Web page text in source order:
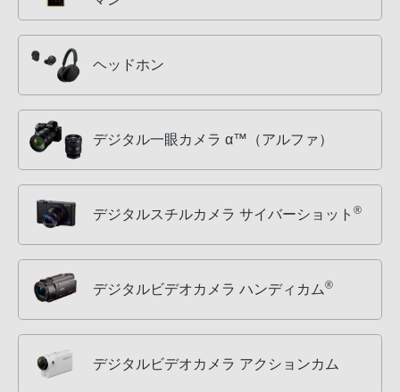
ヘッドホン
デジタル一眼カメラ α™（アルファ）
デジタルスチルカメラ サイバーショット ®
デジタルビデオカメラ ハンディカム®
デジタルビデオカメラ アクションカム